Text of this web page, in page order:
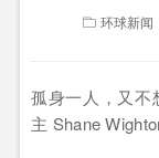
环球新闻
孤身一人，又不
主 Shane